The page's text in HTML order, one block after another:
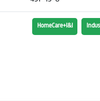
HomeCare+I&I